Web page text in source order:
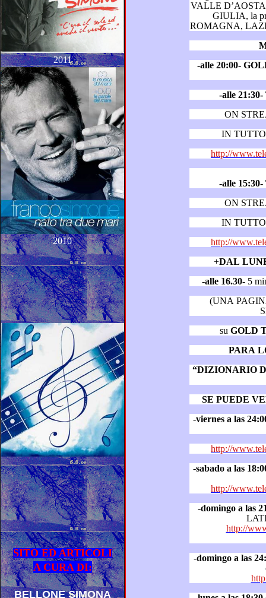
2011
2010
SITO ED ARTICOLI
A CURA DI:
BELLONE SIMONA
VALLE D’AOSTA, VENETO, FRIULI
GIULIA, la provincia di Trento, EMILIA
-alle 20:00-
-alle
ON
IN
http://
-alle
ON
IN
http://
+DAL
-alle 16.30 - 5
(UNA
su GOLD
PARA
“DIZIONARIO DEI
SE PUEDE
-viernes a las
http://
-sabado a las
http://
-domingo a las
http://
-domingo a las